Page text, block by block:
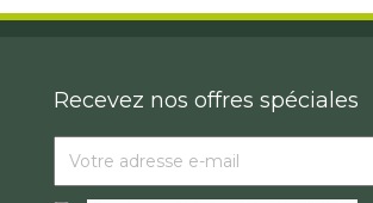
Recevez nos offres spéciales